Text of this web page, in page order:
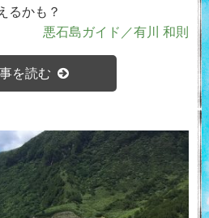
るかも？
悪石島ガイド／有川 和則
を読む